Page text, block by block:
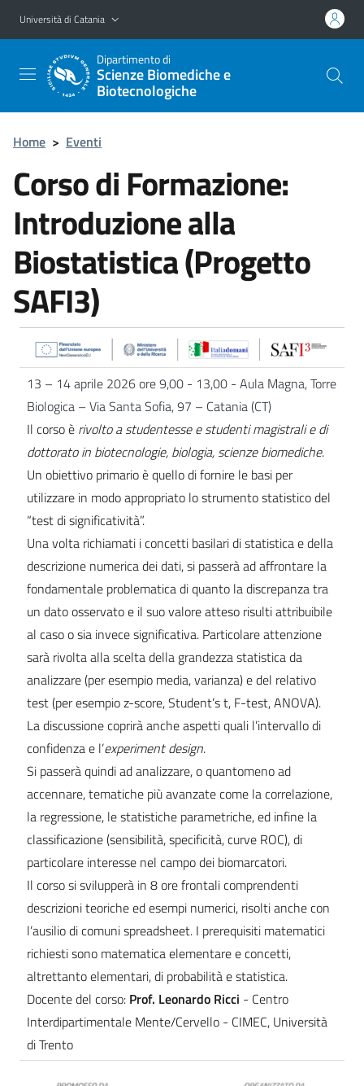
Vai al contenuto principale
Vai al menu di navigazione
Università di Catania
Dipartimento di
Scienze Biomediche e
Biotecnologiche
Home > Eventi
Corso di Formazione:
Introduzione alla
Biostatistica (Progetto
SAFI3)
13 – 14 aprile 2026 ore 9,00 - 13,00 - Aula Magna, Torre
Biologica – Via Santa Sofia, 97 – Catania (CT)
Il corso è rivolto a studentesse e studenti magistrali e di
dottorato in biotecnologie, biologia, scienze biomediche.
Un obiettivo primario è quello di fornire le basi per
utilizzare in modo appropriato lo strumento statistico del
“test di significatività”.
Una volta richiamati i concetti basilari di statistica e della
descrizione numerica dei dati, si passerà ad affrontare la
fondamentale problematica di quanto la discrepanza tra
un dato osservato e il suo valore atteso risulti attribuibile
al caso o sia invece significativa. Particolare attenzione
sarà rivolta alla scelta della grandezza statistica da
analizzare (per esempio media, varianza) e del relativo
test (per esempio z-score, Student’s t, F-test, ANOVA).
La discussione coprirà anche aspetti quali l’intervallo di
confidenza e l’experiment design.
Si passerà quindi ad analizzare, o quantomeno ad
accennare, tematiche più avanzate come la correlazione,
la regressione, le statistiche parametriche, ed infine la
classificazione (sensibilità, specificità, curve ROC), di
particolare interesse nel campo dei biomarcatori.
Il corso si svilupperà in 8 ore frontali comprendenti
descrizioni teoriche ed esempi numerici, risolti anche con
l’ausilio di comuni spreadsheet. I prerequisiti matematici
richiesti sono matematica elementare e concetti,
altrettanto elementari, di probabilità e statistica.
Docente del corso: Prof. Leonardo Ricci - Centro
Interdipartimentale Mente/Cervello - CIMEC, Università
di Trento